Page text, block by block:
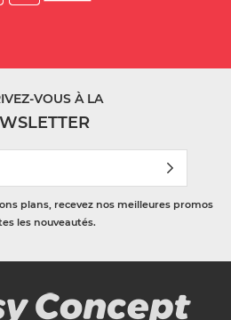
VOUS À LA
plans, recevez nos meilleures promos
les nouveautés.